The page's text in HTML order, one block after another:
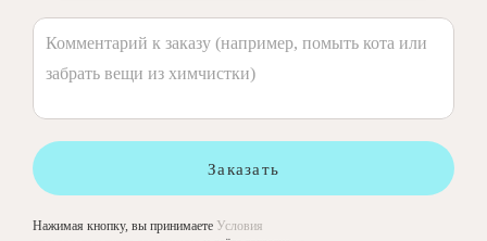
Заказать
Нажимая кнопку, вы принимаете Условия